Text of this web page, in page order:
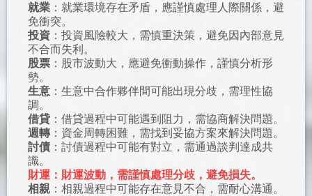
就業 ：就業環境存在矛盾，應謹慎處理人際關係，避
免衝突。
投資 ：投資風險較大，需慎重決策，避免因內部意見
不合而失利。
股票 ：股市波動大，應避免衝動操作，謹慎分析形
勢。
生意 ：生意中合作夥伴間可能出現分歧，需理性協
調。
借貸 ：借貸過程中可能遇到阻力，需協商解決問題。
週轉：資金周轉困難，需找到妥協方案來解決問題。
討債 ：討債過程中可能有對立，需通過談判達成共
識。
財運：財運波動，需謹慎處理分歧，避免損失。
相親 ：相親過程中可能存在意見不合，需耐心溝通。